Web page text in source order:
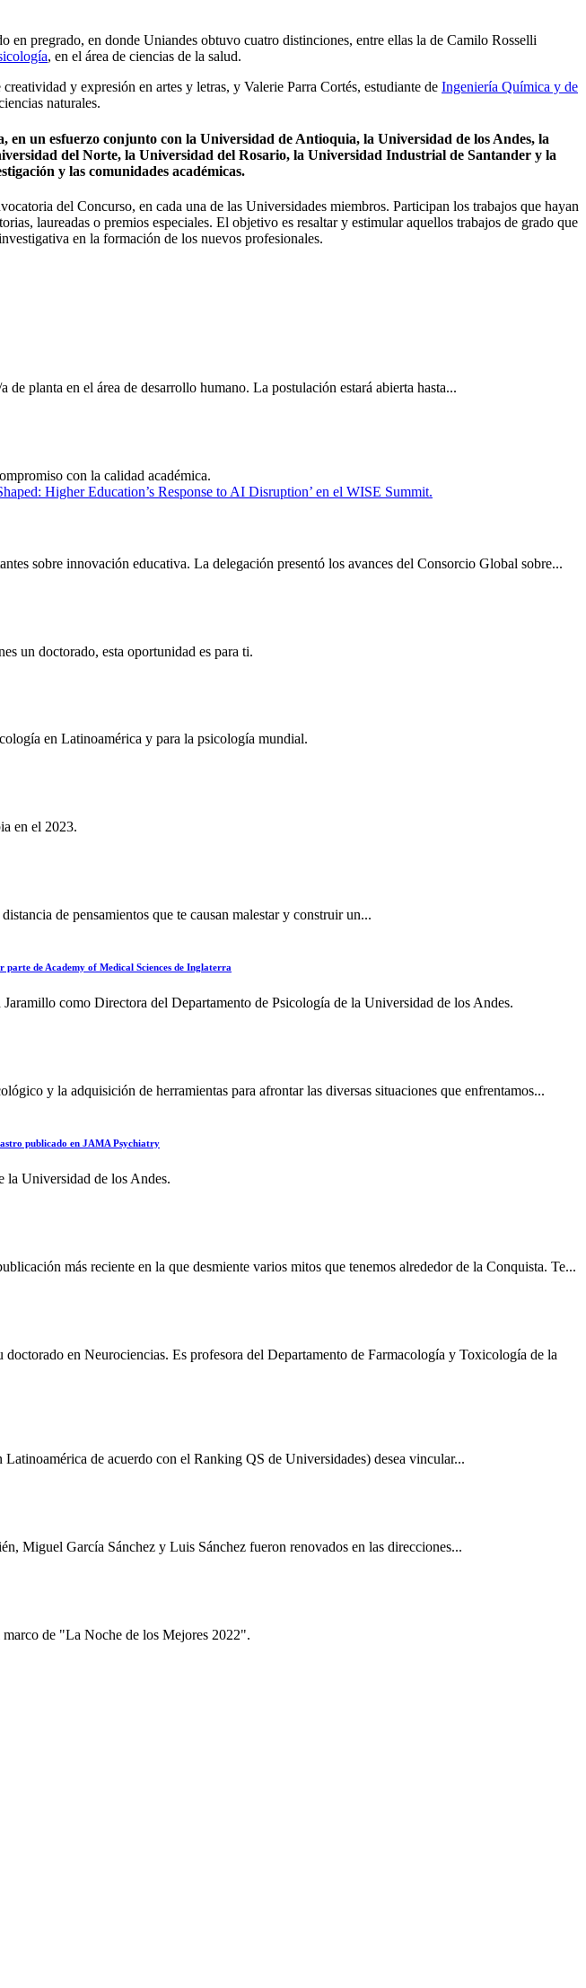
en pregrado, en donde Uniandes obtuvo cuatro distinciones, entre ellas la de Camilo Rosselli
, en el área de ciencias de la salud.
creatividad y expresión en artes y letras, y Valerie Parra Cortés, estudiante de Ingeniería Química y de
naturales.
un esfuerzo conjunto con la Universidad de Antioquia, la Universidad de los Andes, la
del Norte, la Universidad del Rosario, la Universidad Industrial de Santander y la
y las comunidades académicas.
del Concurso, en cada una de las Universidades miembros. Participan los trabajos que hayan
laureadas o premios especiales. El objetivo es resaltar y estimular aquellos trabajos de grado que
en la formación de los nuevos profesionales.
planta en el área de desarrollo humano. La postulación estará abierta hasta...
con la calidad académica.
sobre innovación educativa. La delegación presentó los avances del Consorcio Global sobre...
un doctorado, esta oportunidad es para ti.
en Latinoamérica y para la psicología mundial.
en el 2023.
de pensamientos que te causan malestar y construir un...
de Academy of Medical Sciences de Inglaterra
como Directora del Departamento de Psicología de la Universidad de los Andes.
y la adquisición de herramientas para afrontar las diversas situaciones que enfrentamos...
publicado en JAMA Psychiatry
la Universidad de los Andes.
más reciente en la que desmiente varios mitos que tenemos alrededor de la Conquista. Te...
en Neurociencias. Es profesora del Departamento de Farmacología y Toxicología de la
de acuerdo con el Ranking QS de Universidades) desea vincular...
Miguel García Sánchez y Luis Sánchez fueron renovados en las direcciones...
de "La Noche de los Mejores 2022".